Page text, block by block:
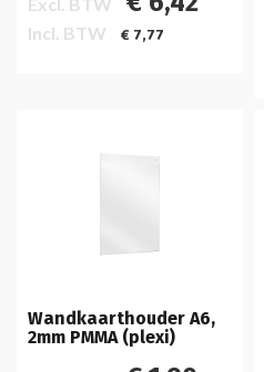
Excl. BTW
Incl. BTW € 7,77
Wandkaarthouder A6,
2mm PMMA (plexi)